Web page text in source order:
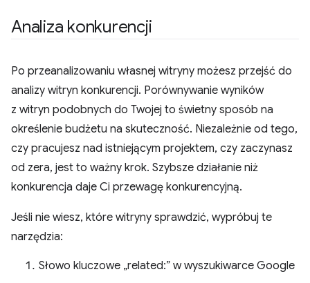
Analiza konkurencji
Po przeanalizowaniu własnej witryny możesz przejść do
analizy witryn konkurencji. Porównywanie wyników
z witryn podobnych do Twojej to świetny sposób na
określenie budżetu na skuteczność. Niezależnie od tego,
czy pracujesz nad istniejącym projektem, czy zaczynasz
od zera, jest to ważny krok. Szybsze działanie niż
konkurencja daje Ci przewagę konkurencyjną.
Jeśli nie wiesz, które witryny sprawdzić, wypróbuj te
narzędzia:
Słowo kluczowe „related:” w wyszukiwarce Google